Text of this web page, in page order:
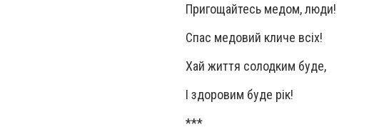
Пригощайтесь медом, люди!
Спас медовий кличе всіх!
Хай життя солодким буде,
І здоровим буде рік!
***